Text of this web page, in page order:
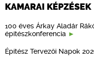
KAMARAI KÉPZÉSEK
100 éves Árkay Aladár
építészkonferencia
Építész Tervezői Napok